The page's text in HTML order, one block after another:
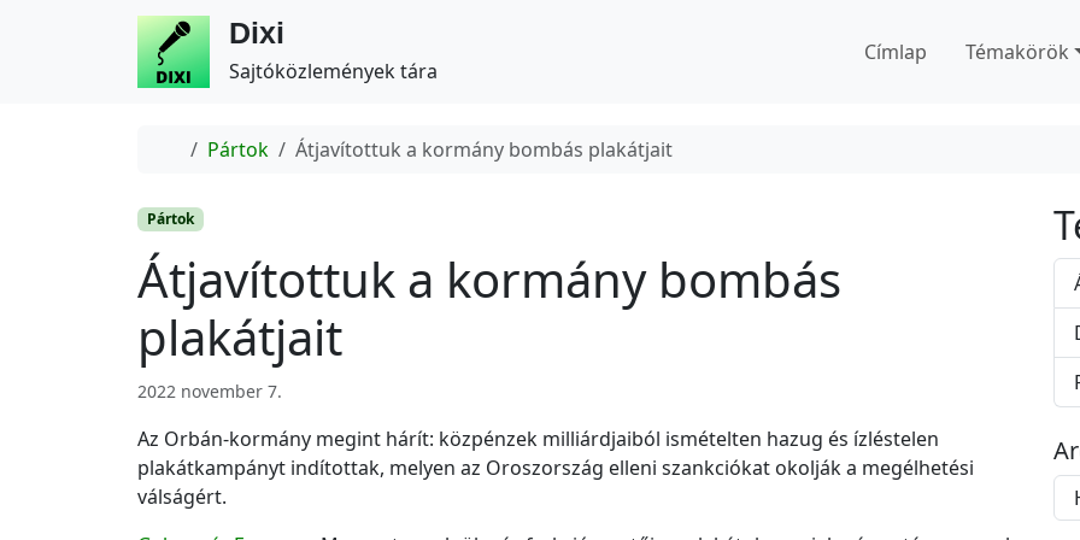
Dixi
Sajtóközlemények tára
Címlap Témakörök
Home
Pártok Átjavítottuk a kormány bombás plakátjait
Pártok
Átjavítottuk a kormány bombás
plakátjait
2022 november 7.
Az Orbán-kormány megint hárít: közpénzek milliárdjaiból ismételten hazug és ízléstelen
plakátkampányt indítottak, melyen az Oroszország elleni szankciókat okolják a megélhetési
válságért.
r